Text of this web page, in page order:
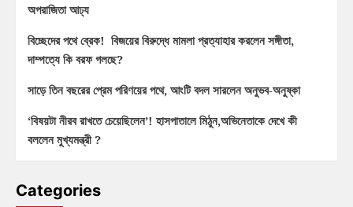
অপরাজিতা আঢ্য
বিচ্ছেদের পথে ব্রেক! বিজয়ের বিরুদ্ধে মামলা প্রত্যাহার করলেন সঙ্গীতা,
দাম্পত্যে কি বরফ গলছে?
সাড়ে তিন বছরের প্রেম পরিণয়ের পথে, আংটি বদল সারলেন অনুভব-অনুষ্কা
‘বিষয়টা নীরব রাখতে চেয়েছিলেন’! হাসপাতালে মিঠুন,অভিনেতাকে দেখে কী
বললেন মুখ্যমন্ত্রী ?
Categories